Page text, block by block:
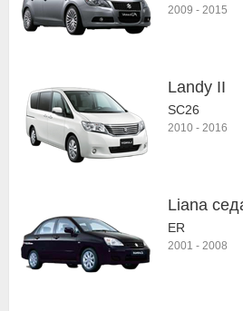
2009 - 2015
Landy II
SC26
2010 - 2016
Liana
ER
2001 - 2008